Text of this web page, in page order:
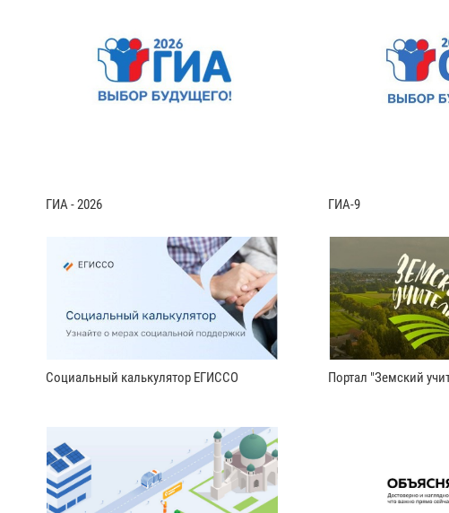
ГИА - 2026 ГИА-9
Социальный калькулятор ЕГИССО Портал "Земский